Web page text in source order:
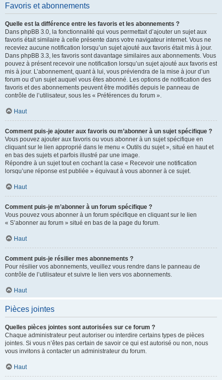
Favoris et abonnements
Quelle est la différence entre les favoris et les abonnements ?
Dans phpBB 3.0, la fonctionnalité qui vous permettait d’ajouter un sujet aux
favoris était similaire à celle présente dans votre navigateur internet. Vous ne
receviez aucune notification lorsqu’un sujet ajouté aux favoris était mis à jour.
Dans phpBB 3.3, les favoris sont davantage similaires aux abonnements. Vous
pouvez à présent recevoir une notification lorsqu’un sujet ajouté aux favoris est
mis à jour. L’abonnement, quant à lui, vous préviendra de la mise à jour d’un
forum ou d’un sujet auquel vous êtes abonné. Les options de notification des
favoris et des abonnements peuvent être modifiés depuis le panneau de
contrôle de l’utilisateur, sous les « Préférences du forum ».
Haut
Comment puis-je ajouter aux favoris ou m’abonner à un sujet spécifique ?
Vous pouvez ajouter aux favoris ou vous abonner à un sujet spécifique en
cliquant sur le lien approprié dans le menu « Outils du sujet », situé en haut et
en bas des sujets et parfois illustré par une image.
Répondre à un sujet tout en cochant la case « Recevoir une notification
lorsqu’une réponse est publiée » équivaut à vous abonner à ce sujet.
Haut
Comment puis-je m’abonner à un forum spécifique ?
Vous pouvez vous abonner à un forum spécifique en cliquant sur le lien
« S’abonner au forum » situé en bas de la page du forum.
Haut
Comment puis-je résilier mes abonnements ?
Pour résilier vos abonnements, veuillez vous rendre dans le panneau de
contrôle de l’utilisateur et suivre le lien vers vos abonnements.
Haut
Pièces jointes
Quelles pièces jointes sont autorisées sur ce forum ?
Chaque administrateur peut autoriser ou interdire certains types de pièces
jointes. Si vous n’êtes pas certain de savoir ce qui est autorisé ou non, nous
vous invitons à contacter un administrateur du forum.
Haut